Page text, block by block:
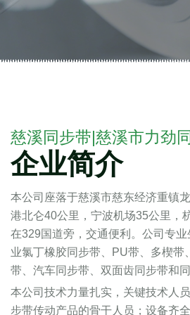
了解我们的产品
慈溪同步带|慈溪市力劲
企业简介
本公司座落于慈溪市慈东经济重镇
港北仑40公里，宁波机场35公里，
在329国道旁，交通便利。公司专
业氯丁橡胶同步带、PU带、多楔带
带、汽车同步带、双面齿同步带和
本公司技术力量扎实，关键技术人
步带传动产品的骨干人员；设备齐